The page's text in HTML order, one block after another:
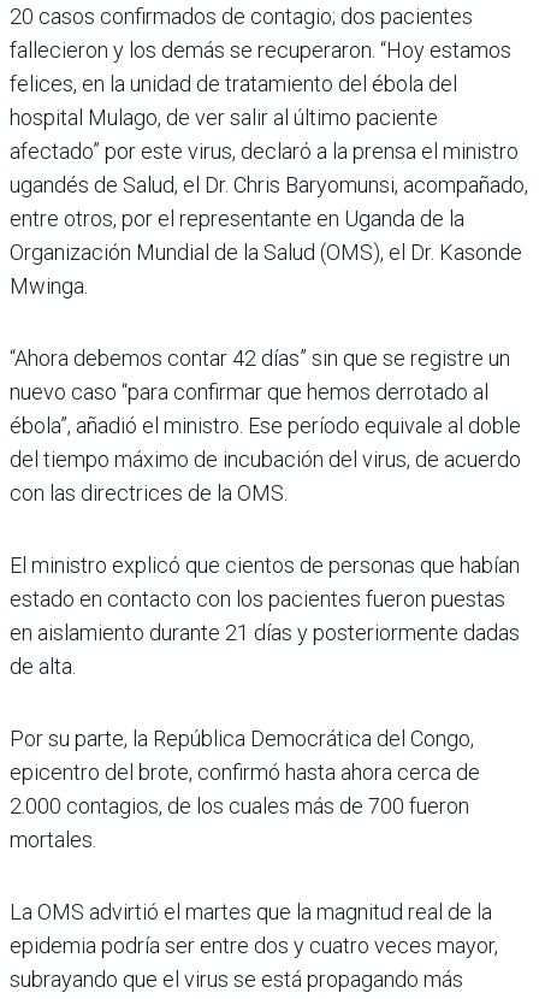
20 casos confirmados de contagio; dos pacientes
fallecieron y los demás se recuperaron. “Hoy estamos
felices, en la unidad de tratamiento del ébola del
hospital Mulago, de ver salir al último paciente
afectado” por este virus, declaró a la prensa el ministro
ugandés de Salud, el Dr. Chris Baryomunsi, acompañado,
entre otros, por el representante en Uganda de la
Organización Mundial de la Salud (OMS), el Dr. Kasonde
Mwinga.
“Ahora debemos contar 42 días” sin que se registre un
nuevo caso “para confirmar que hemos derrotado al
ébola”, añadió el ministro. Ese período equivale al doble
del tiempo máximo de incubación del virus, de acuerdo
con las directrices de la OMS.
El ministro explicó que cientos de personas que habían
estado en contacto con los pacientes fueron puestas
en aislamiento durante 21 días y posteriormente dadas
de alta.
Por su parte, la República Democrática del Congo,
epicentro del brote, confirmó hasta ahora cerca de
2.000 contagios, de los cuales más de 700 fueron
mortales.
La OMS advirtió el martes que la magnitud real de la
epidemia podría ser entre dos y cuatro veces mayor,
subrayando que el virus se está propagando más